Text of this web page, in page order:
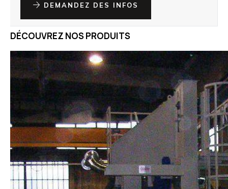
DEMANDEZ DES INFOS
DÉCOUVREZ NOS PRODUITS